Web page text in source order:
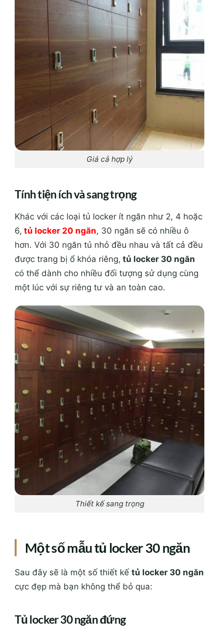
Giá cả hợp lý
Tính tiện ích và sang trọng
Khác với các loại tủ locker ít ngăn như 2, 4 hoặc
6, tủ locker 20 ngăn, 30 ngăn sẽ có nhiều ô
hơn. Với 30 ngăn tủ nhỏ đều nhau và tất cả đều
được trang bị ổ khóa riêng, tủ locker 30 ngăn
có thể dành cho nhiều đối tượng sử dụng cùng
một lúc với sự riêng tư và an toàn cao.
Thiết kế sang trọng
Một số mẫu tủ locker 30 ngăn
Sau đây sẽ là một số thiết kế tủ locker 30 ngăn
cực đẹp mà bạn không thể bỏ qua:
Tủ locker 30 ngăn đứng